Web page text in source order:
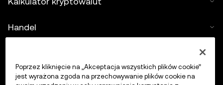
Handel
Poprzez kliknięcie na „Akceptacja wszystkich plików cookie”
jest wyrażona zgoda na przechowywanie plików cookie na